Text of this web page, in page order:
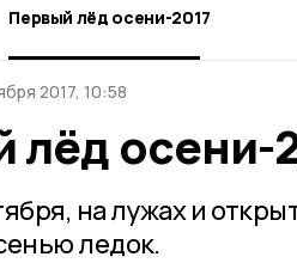
Первый лёд осени-2017
2017, 10:58
лёд осени-
на лужах и
ледок.